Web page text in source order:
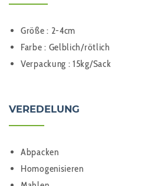
Größe : 2-4cm
Farbe : Gelblich/rötlich
Verpackung : 15kg/Sack
VEREDELUNG
Abpacken
Homogenisieren